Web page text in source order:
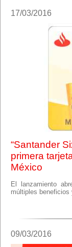
17/03/2016
“Santander
primera
México
El lanzamiento
múltiples beneficios
09/03/2016